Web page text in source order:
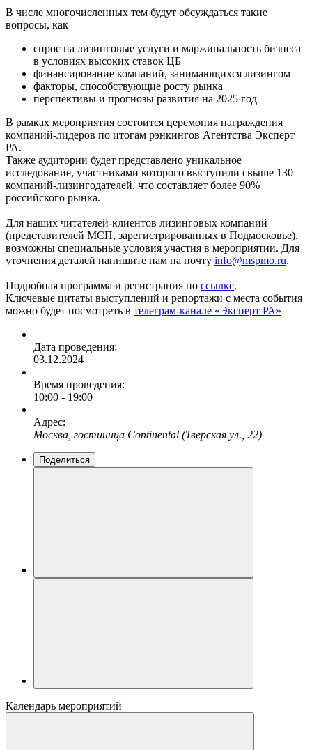
В числе многочисленных тем будут обсуждаться такие
вопросы, как
спрос на лизинговые услуги и маржинальность бизнеса
в условиях высоких ставок ЦБ
финансирование компаний, занимающихся лизингом
факторы, способствующие росту рынка
перспективы и прогнозы развития на 2025 год
В рамках мероприятия состоится церемония награждения
компаний-лидеров по итогам рэнкингов Агентства Эксперт
РА.
Также аудитории будет представлено уникальное
исследование, участниками которого выступили свыше 130
компаний-лизингодателей, что составляет более 90%
российского рынка.
Для наших читателей-клиентов лизинговых компаний
(представителей МСП, зарегистрированных в Подмосковье),
возможны специальные условия участия в мероприятии. Для
уточнения деталей напишите нам на почту info@mspmo.ru.
Подробная программа и регистрация по ссылке.
Ключевые цитаты выступлений и репортажи с места события
можно будет посмотреть в телеграм-канале «Эксперт РА»
Дата проведения:
03.12.2024
Время проведения:
10:00 - 19:00
Адрес:
Москва, гостиница Continental (Тверская ул., 22)
Поделиться
Календарь мероприятий